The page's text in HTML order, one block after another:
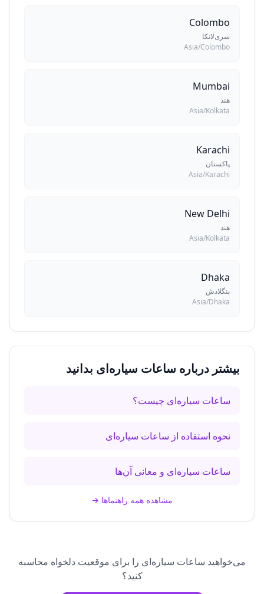
Colombo
سری‌لانکا
Asia/Colombo
Mumbai
هند
Asia/Kolkata
Karachi
پاکستان
Asia/Karachi
New Delhi
هند
Asia/Kolkata
Dhaka
بنگلادش
Asia/Dhaka
بیشتر درباره ساعات سیاره‌ای بدانید
ساعات سیاره‌ای چیست؟
نحوه استفاده از ساعات سیاره‌ای
ساعات سیاره‌ای و معانی آن‌ها
مشاهده همه راهنماها →
می‌خواهید ساعات سیاره‌ای را برای موقعیت دلخواه محاسبه
کنید؟